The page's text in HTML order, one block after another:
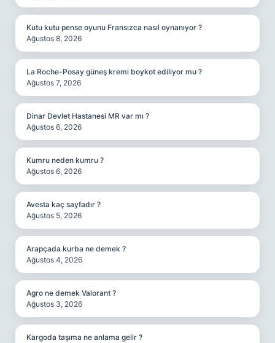
Kutu kutu pense oyunu Fransızca nasıl oynanıyor ?
Ağustos 8, 2026
La Roche-Posay güneş kremi boykot ediliyor mu ?
Ağustos 7, 2026
Dinar Devlet Hastanesi MR var mı ?
Ağustos 6, 2026
Kumru neden kumru ?
Ağustos 6, 2026
Avesta kaç sayfadır ?
Ağustos 5, 2026
Arapçada kurba ne demek ?
Ağustos 4, 2026
Agro ne demek Valorant ?
Ağustos 3, 2026
Kargoda taşıma ne anlama gelir ?